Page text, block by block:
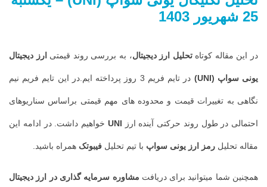
25 شهریور
1403
در این مقاله کوتاهتحلیل ارز دیجیتال، به بررسی روند قیمتی ارز دیجیتال
یونی سواپ (UNI) در تایم فریم 3 روز پرداخته ایم.در این تایم فریم نیم
نگاهی به تغییرات قیمت و محدوده های مهم قیمتی براساس سناریوهای
احتمالی در طول روند حرکتی آینده ارز UNI خواهیم داشت. در ادامه این
مقاله تحلیل رمز ارز یونی سواپ با تیم تحلیل فیبوتک همراه باشید.
همچنین شما میتوانید برای دریافت مشاوره سرمایه گذاری در ارز دیجیتال